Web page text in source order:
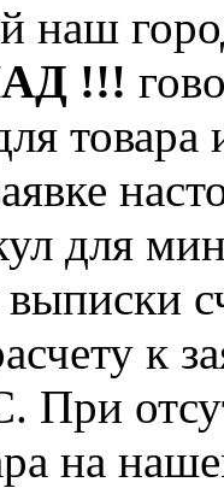
наш
!!!
для
к
При
на